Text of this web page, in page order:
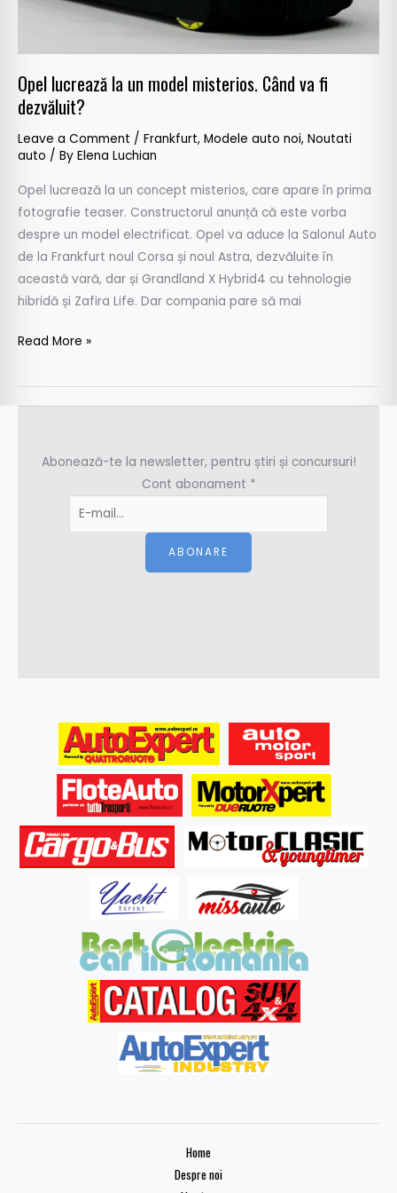
Opel lucrează la un model misterios. Când va fi
dezvăluit?
Leave a Comment / Frankfurt, Modele auto noi, Noutati
auto / By Elena Luchian
Opel lucrează la un concept misterios, care apare în prima
fotografie teaser. Constructorul anunță că este vorba
despre un model electrificat. Opel va aduce la Salonul Auto
de la Frankfurt noul Corsa și noul Astra, dezvăluite în
această vară, dar și Grandland X Hybrid4 cu tehnologie
hibridă și Zafira Life. Dar compania pare să mai
Read More »
Abonează-te la newsletter, pentru știri și concursuri!
Cont abonament *
ABONARE
Home
Despre noi